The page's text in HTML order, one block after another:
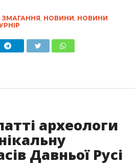
ЗМАГАННЯ, НОВИНИ, НОВИНИ
археологи
Давньої Русі